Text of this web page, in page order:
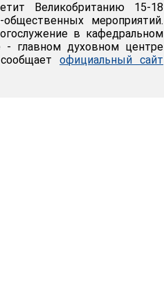
Великобританию 15-18
мероприятий.
в кафедральном
- главном духовном центре
сообщаетофициальный сайт